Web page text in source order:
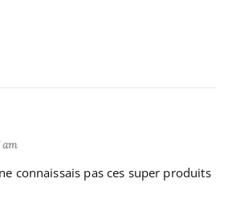
am
connaissais pas ces super produits